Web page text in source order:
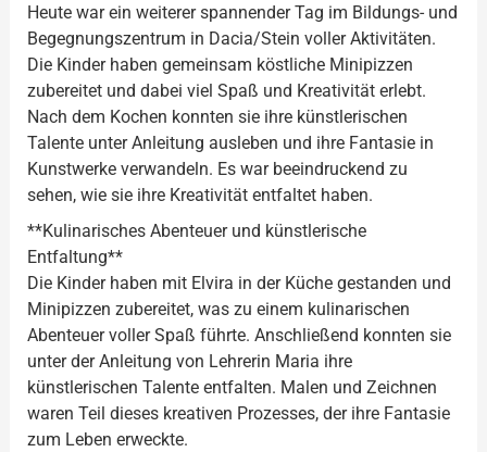
Heute war ein weiterer spannender Tag im Bildungs- und
Begegnungszentrum in Dacia/Stein voller Aktivitäten.
Die Kinder haben gemeinsam köstliche Minipizzen
zubereitet und dabei viel Spaß und Kreativität erlebt.
Nach dem Kochen konnten sie ihre künstlerischen
Talente unter Anleitung ausleben und ihre Fantasie in
Kunstwerke verwandeln. Es war beeindruckend zu
sehen, wie sie ihre Kreativität entfaltet haben.
**Kulinarisches Abenteuer und künstlerische
Entfaltung**
Die Kinder haben mit Elvira in der Küche gestanden und
Minipizzen zubereitet, was zu einem kulinarischen
Abenteuer voller Spaß führte. Anschließend konnten sie
unter der Anleitung von Lehrerin Maria ihre
künstlerischen Talente entfalten. Malen und Zeichnen
waren Teil dieses kreativen Prozesses, der ihre Fantasie
zum Leben erweckte.